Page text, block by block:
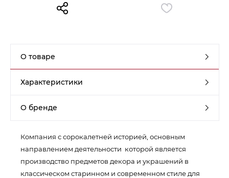
О товаре
Характеристики
О бренде
Компания с сорокалетней историей, основным
направлением деятельности которой является
производство предметов декора и украшений в
классическом старинном и современном стиле для